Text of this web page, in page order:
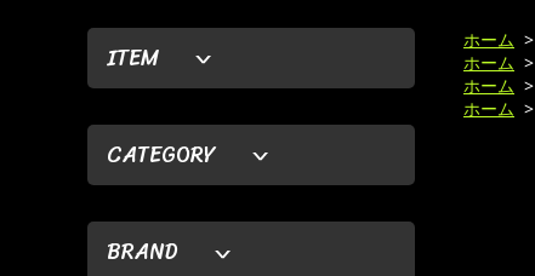
ITEM
CATEGORY
BRAND
ホーム >
ホーム >
ホーム >
ホーム >